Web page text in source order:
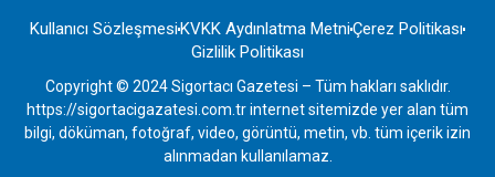
Kullanıcı SözleşmesiKVKK Aydınlatma MetniÇerez Politikası
Gizlilik Politikası
Copyright © 2024 Sigortacı Gazetesi – Tüm hakları saklıdır.
https://sigortacigazatesi.com.tr internet sitemizde yer alan tüm
bilgi, döküman, fotoğraf, video, görüntü, metin, vb. tüm içerik izin
alınmadan kullanılamaz.